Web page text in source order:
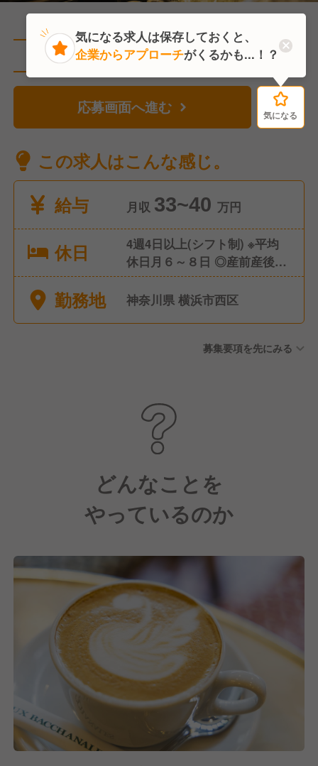
直近2人がこの求人を検討中
応募画面へ進む 気になる
この求人はこんな感じ。
給与
月収 33~40 万円
休日
4週4日以上(シフト制) ※平均
休日月６～８日 ◎産前産後休
暇 ◎育児休暇 ◎介護休暇 ◎
有給休暇 ◎慶弔休暇
勤務地 神奈川県 横浜市西区
募集要項を先にみる
どんなことを
やっているのか
気になる
気になる求人は保存しておくと、
企業からアプローチがくるかも...！？